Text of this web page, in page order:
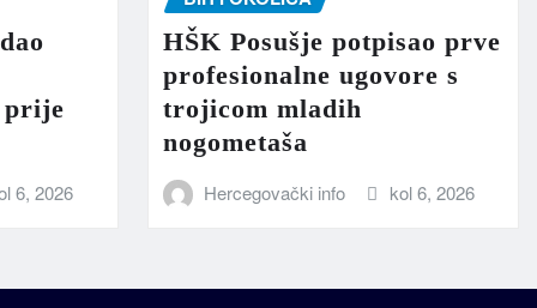
prije
6, 2026
HŠK Posušje potpisao prve
profesionalne ugovore s
trojicom mladih
nogometaša
Hercegovački info kol 6, 2026